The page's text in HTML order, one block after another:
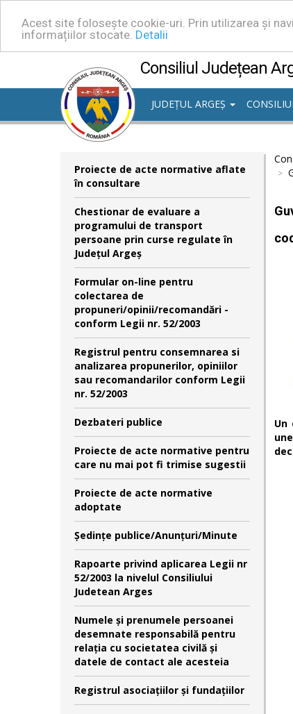
Acest site folosește cookie-uri. Prin utilizarea și
informațiilor stocate. Detalii
Consiliul Județean
JUDEȚUL ARGEȘ
Proiecte de acte normative aflate
în consultare
Chestionar de evaluare a
programului de transport
persoane prin curse regulate în
Județul Argeș
Formular on-line pentru
colectarea de
propuneri/opinii/recomandări -
conform Legii nr. 52/2003
Registrul pentru consemnarea si
analizarea propunerilor, opiniilor
sau recomandarilor conform Legii
nr. 52/2003
Dezbateri publice
Proiecte de acte normative pentru
care nu mai pot fi trimise sugestii
Proiecte de acte normative
adoptate
Şedinţe publice/Anunţuri/Minute
Rapoarte privind aplicarea Legii nr
52/2003 la nivelul Consiliului
Judetean Arges
Numele şi prenumele persoanei
desemnate responsabilă pentru
relaţia cu societatea civilă şi
datele de contact ale acesteia
Registrul asociațiilor și fundațiilor
Un